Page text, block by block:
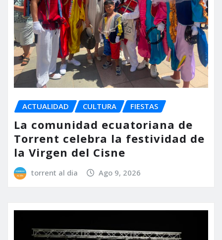
ACTUALIDAD CULTURA FIESTAS
La comunidad ecuatoriana de
Torrent celebra la festividad de
la Virgen del Cisne
torrent al dia Ago 9, 2026